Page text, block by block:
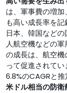
は、軍事費の増
も高い成長率を記
日本、韓国など
人航空機などの
の成長は、航空
って促進されて
6.8%のCAGRと推
米ドル相当の防衛